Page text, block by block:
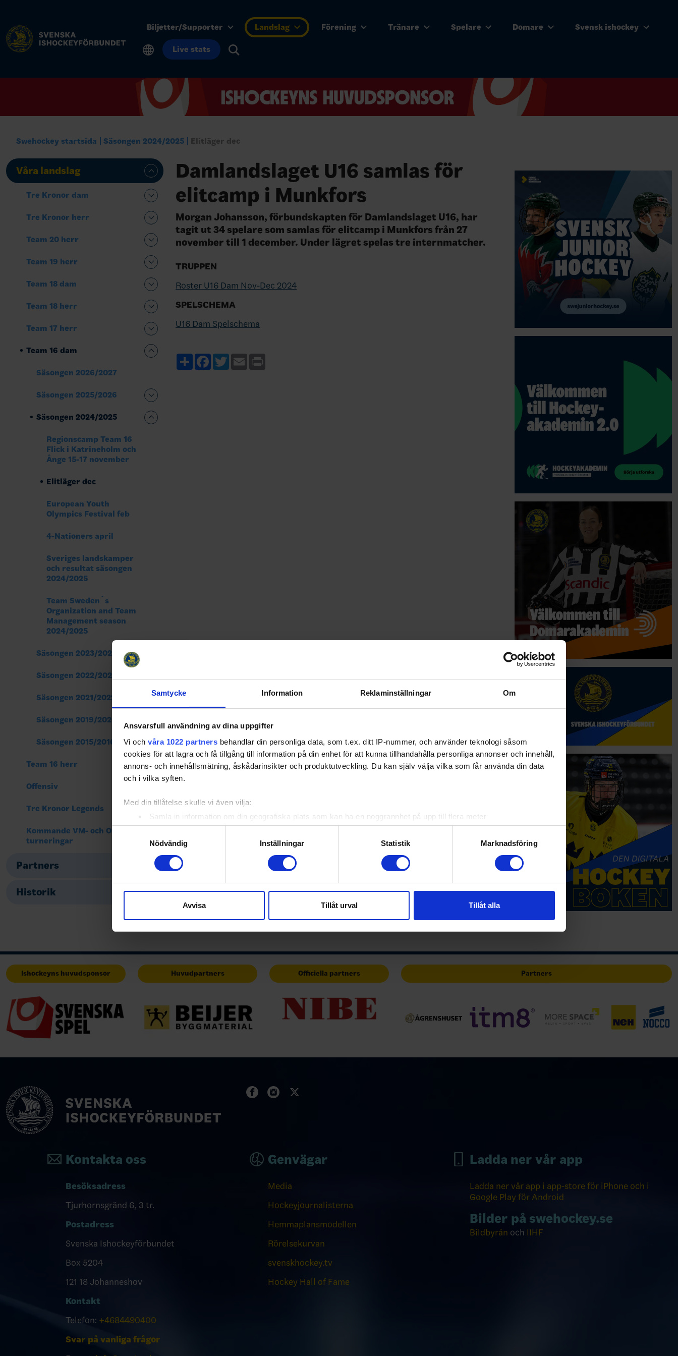
Samtycke Information Reklaminställningar Om
Ansvarsfull användning av dina uppgifter
Vi och våra 1022 partners behandlar din personliga data, som t.ex. ditt IP-nummer, och använder teknologi såsom
cookies för att lagra och få tillgång till information på din enhet för att kunna tillhandahålla personliga annonser och innehåll,
annons- och innehållsmätning, åskådarinsikter och produktutveckling. Du kan själv välja vilka som får använda din data
och i vilka syften.
Med din tillåtelse skulle vi även vilja:
Samla in information om din geografiska plats som kan ha en noggrannhet på upp till flera meter
Identifiera din enhet genom att aktivt skanna den för specifika kännetecken (fingeravtryck)
Ta reda på mer om hur dina personliga uppgifter behandlas och ställ in dina preferenser i
detaljsektionen. Du kan ändra
eller dra tillbaka ditt samtycke när som helst från cookie-förklaringen.
sociala medier och analysera vår trafik. Vi vidarebefordrar även sådana identifierare och annan information från din enhet
till de sociala medier och annons- och analysföretag som vi samarbetar med. Dessa kan i sin tur kombinera informationen
Samtyckesval
Nödvändig
Inställningar Statistik Marknadsföring
Avvisa Tillåt urval Tillåt alla
Biljetter/Supporter Landslag Förening Tränare Spelare Domare Svensk ishockey
Live stats
Swehockey startsida Säsongen 2024/2025 Elitläger dec
Våra landslag
Tre Kronor dam
Tre Kronor herr
Team 20 herr
Team 19 herr
Team 18 dam
Team 18 herr
Team 17 herr
Team 16 dam
Säsongen 2026/2027
Säsongen 2025/2026
Säsongen 2024/2025
Regionscamp Team 16
Flick i Katrineholm och
Ånge 15-17 november
Elitläger dec
European Youth
Olympics Festival feb
4-Nationers april
Sveriges landskamper
och resultat säsongen
2024/2025
Team Sweden´s
Organization and Team
Management season
2024/2025
Säsongen 2023/2024
Säsongen 2022/2023
Säsongen 2021/2022
Säsongen 2019/2020
Säsongen 2015/2016
Team 16 herr
Offensiv
Tre Kronor Legends
Kommande VM- och OS-
turneringar
Partners
Historik
Damlandslaget U16 samlas för
elitcamp i Munkfors
Morgan Johansson, förbundskapten för Damlandslaget U16, har
tagit ut 34 spelare som samlas för elitcamp i Munkfors från 27
november till 1 december. Under lägret spelas tre internmatcher.
TRUPPEN
Roster U16 Dam Nov-Dec 2024
SPELSCHEMA
U16 Dam Spelschema
ShareFacebook
TwitterEmail
Ishockeyns huvudsponsor Huvudpartners Officiella partners Partners
Kontakta oss
Besöksadress
Tjurhornsgränd 6, 3 tr.
Postadress
Svenska Ishockeyförbundet
Box 5204
121 18 Johanneshov
Kontakt
Telefon: +4684490400
Svar på vanliga frågor
Genvägar
Media
Hockeyjournalisterna
Hemmaplansmodellen
Rörelsekurvan
svenskhockey.tv
Hockey Hall of Fame
Ladda ner vår app
Ladda ner vår app i app-store för iPhone och i
Google Play för Android
Bilder på swehockey.se
Bildbyrån och IIHF